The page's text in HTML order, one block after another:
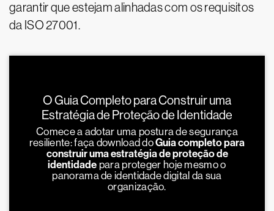
garantir que estejam alinhadas com os requisitos
da ISO 27001.
O Guia Completo para Construir uma
Estratégia de Proteção de Identidade
Comece a adotar uma postura de segurança
resiliente: faça download doGuia completo para
construir uma estratégia de proteção de
identidade para proteger hoje mesmo o
panorama de identidade digital da sua
organização.